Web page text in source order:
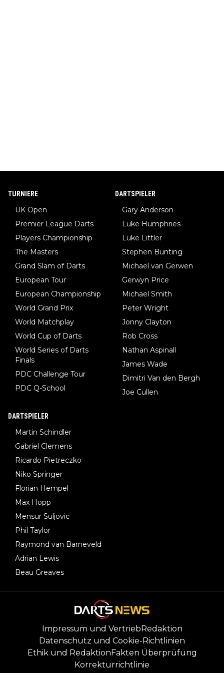
TURNIERE
UK Open
Premier League Darts
Players Championship
The Masters
Grand Slam of Darts
European Tour
European Championship
World Grand Prix
World Matchplay
World Cup of Darts
World Series of Darts
Finals
PDC Challenge Tour
PDC Q-School
DARTSPIELER
Gary Anderson
Luke Humphries
Luke Littler
Stephen Bunting
Michael van Gerwen
Gerwyn Price
Michael Smith
Peter Wright
Jonny Clayton
Rob Cross
Nathan Aspinall
James Wade
Dimitri Van den Bergh
Joe Cullen
DARTSPIELER
Martin Schindler
Gabriel Clemens
Ricardo Pietreczko
Niko Springer
Florian Hempel
Max Hopp
Mensur Suljovic
Phil Taylor
Raymond van Barneveld
Adrian Lewis
Beau Greaves
Impressum und VertriebRedaktion
Datenschutz und Cookie-Richtlinien
Ethik und RedaktionFakten Überprüfung
Korrekturrichtlinie